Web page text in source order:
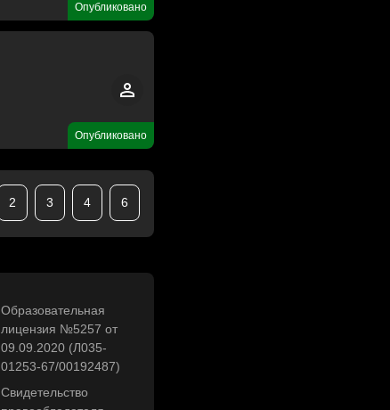
Опубликовано
Опубликовано
2 3 4 6
Образовательная
лицензия №5257 от
09.09.2020 (Л035-
01253-67/00192487)
Свидетельство